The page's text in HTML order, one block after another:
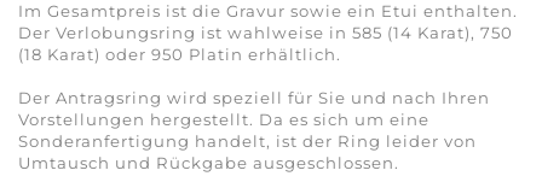
Im Gesamtpreis ist die Gravur sowie ein Etui enthalten.
Der Verlobungsring ist wahlweise in 585 (14 Karat), 750
(18 Karat) oder 950 Platin erhältlich.
Der Antragsring wird speziell für Sie und nach Ihren
Vorstellungen hergestellt. Da es sich um eine
Sonderanfertigung handelt, ist der Ring leider von
Umtausch und Rückgabe ausgeschlossen.